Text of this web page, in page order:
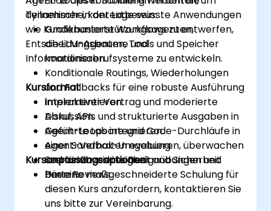
dynamische, kontextbewusste Anwendungen
wie Kundenunterstützungsagenten,
Entscheidungsbaume und
Informationsabrufsysteme zu entwickeln.
Teilnehmer in der Lage sein:
Grafikbasierte Workflows zu entwerfen,
die LLM-Agenten, Tools und Speicher
koordinieren.
Konditionale Routings, Wiederholungen
und Fallbacks für eine robuste Ausführung
implementieren.
Abruf, APIs und strukturierte Ausgaben in
Agent-Loops integrieren.
Agent-Verhalten evaluieren, überwachen
und für Zuverlässigkeit und Sicherheit
härten.
Kursformat
Interaktiver Vortrag und moderierte
Diskussion.
Geführte Labore und Code-Durchläufe in
einer Sandbox-Umgebung.
Szenariobasierte Designübungen und
Peer-Reviews.
Kursanpassungsoptionen
Um eine maßgeschneiderte Schulung für
diesen Kurs anzufordern, kontaktieren Sie
uns bitte zur Vereinbarung.